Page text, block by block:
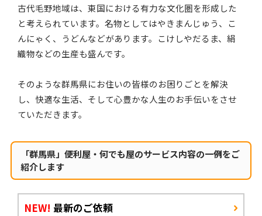
古代毛野地域は、東国における有力な文化圏を形成した
と考えられています。名物としてはやきまんじゅう、こ
んにゃく、うどんなどがあります。こけしやだるま、絹
織物などの生産も盛んです。
そのような群馬県にお住いの皆様のお困りごとを解決
し、快適な生活、そして心豊かな人生のお手伝いをさせ
ていただきます。
「群馬県」便利屋・何でも屋のサービス内容の一例をご
紹介します
NEW! 最新のご依頼